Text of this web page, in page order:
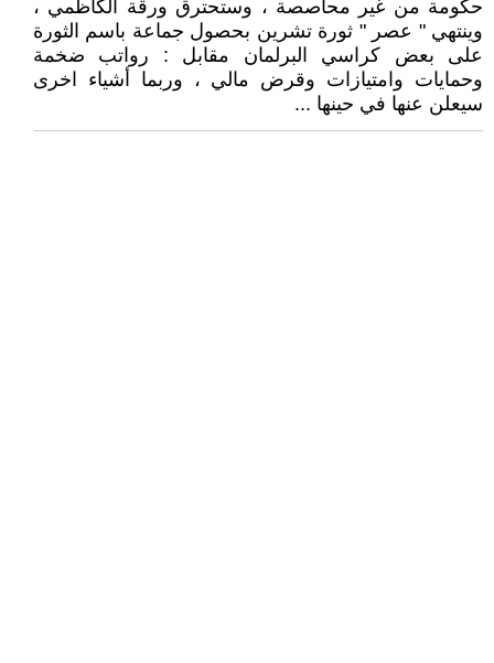
حكومة من غير محاصصة ، وستحترق ورقة الكاظمي ،
وينتهي " عصر " ثورة تشرين بحصول جماعة باسم الثورة
على بعض كراسي البرلمان مقابل : رواتب ضخمة
وحمايات وامتيازات وقرض مالي ، وربما أشياء اخرى
سيعلن عنها في حينها ...